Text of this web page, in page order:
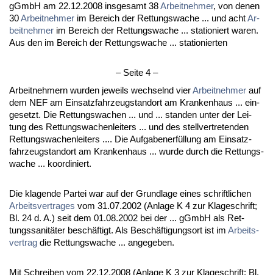
gGmbH am 22.12.2008 ins­ge­samt 38Ar­beit­neh­mer, von de­nen
30Ar­beit­neh­mer im Be­reich der Ret­tungs­wa­che ... und achtAr­
beit­neh­mer im Be­reich der Ret­tungs­wa­che ... sta­tio­niert wa­ren.
Aus den im Be­reich der Ret­tungs­wa­che ... sta­tio­nier­ten
– Sei­te 4 –
Ar­beit­neh­mern wur­den je­weils wech­selnd vierAr­beit­neh­mer auf
dem NEF am Ein­satz­fahr­zeug­stand­ort am Kran­ken­haus ... ein­
ge­setzt. Die Ret­tungs­wa­chen ... und ... stan­den un­ter der Lei­
tung des Ret­tungs­wa­chen­lei­ters ... und des stell­ver­tre­ten­den
Ret­tungs­wa­chen­lei­ters .... Die Auf­ga­ben­erfüllung am Ein­satz­
fahr­zeug­stand­ort am Kran­ken­haus ... wur­de durch die Ret­tungs­
wa­che ... ko­or­di­niert.
Die kla­gen­de Par­tei war auf der Grund­la­ge ei­nes schrift­li­chen
Ar­beits­ver­tra­ges vom 31.07.2002 (An­la­ge K 4 zur Kla­ge­schrift;
Bl. 24 d. A.) seit dem 01.08.2002 bei der ... gGmbH als Ret­
tungs­sa­nitäter beschäftigt. Als Beschäfti­gungs­ort ist im Ar­beits­
ver­trag die Ret­tungs­wa­che ... an­ge­ge­ben.
Mit Schrei­ben vom 22.12.2008 (An­la­ge K 3 zur Kla­ge­schrift; Bl.